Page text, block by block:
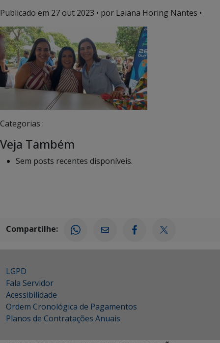
Publicado em 27 out 2023 • por Laiana Horing Nantes •
Categorias :
Veja Também
Sem posts recentes disponíveis.
Compartilhe:
LGPD
Fala Servidor
Acessibilidade
Ordem Cronológica de Pagamentos
Planos de Contratações Anuais